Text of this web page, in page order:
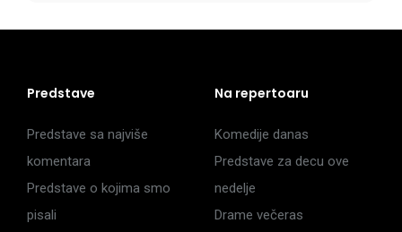
Predstave
Predstave sa najviše
komentara
Predstave o kojima smo
pisali
Na repertoaru
Komedije danas
Predstave za decu ove
nedelje
Drame večeras